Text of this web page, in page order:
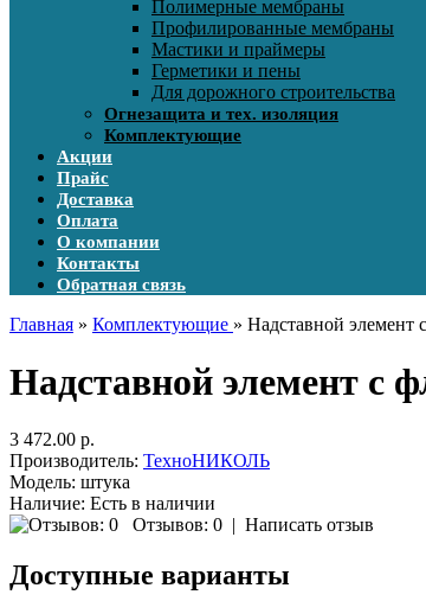
Полимерные мембраны
Профилированные мембраны
Мастики и праймеры
Герметики и пены
Для дорожного строительства
Огнезащита и тех. изоляция
Комплектующие
Акции
Прайс
Доставка
Оплата
О компании
Контакты
Обратная связь
Главная » Комплектующие » Надставной
Надставной элемент
3 472.00 р.
Производитель: ТехноНИКОЛЬ
Модель: штука
Наличие: Есть в наличии
Отзывов: 0 | Написать отзыв
Доступные варианты